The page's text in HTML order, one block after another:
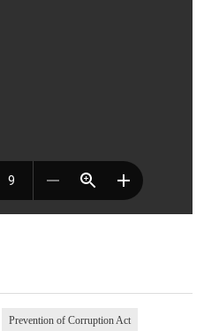
Prevention of Corruption Act